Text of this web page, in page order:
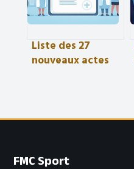
Liste des 27
nouveaux actes
FMC Sport